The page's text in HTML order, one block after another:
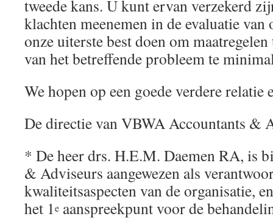
tweede kans. U kunt ervan verzekerd
klachten meenemen in de evaluatie van
onze uiterste best doen om
van het betreffende probleem te
We hopen op een goede verdere relatie
De directie van VBWA Accountants &
* De heer drs. H.E.M. Daemen RA, is
& Adviseurs aangewezen als
kwaliteitsaspecten van de organisatie,
het 1e aanspreekpunt voor de